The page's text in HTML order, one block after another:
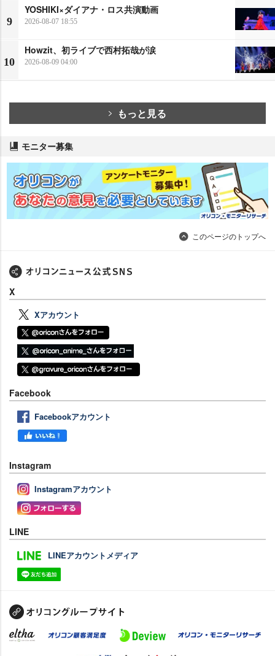
9
YOSHIKI×ダイアナ・ロス共演動画
2026-08-07 18:55
10
Howzit、初ライブで西村拓哉が涙
2026-08-09 04:00
もっと見る
モニター募集
このページのトップへ
X
Xアカウント
Facebook
Facebookアカウント
Instagram
Instagramアカウント
LINE
LINEアカウントメディア